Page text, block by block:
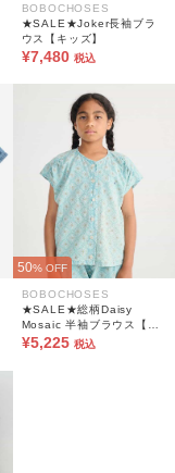
BOBOCHOSES
★SALE★Joker長袖ブラ
ウス【キッズ】
¥7,480 税込
50% OFF
BOBOCHOSES
★SALE★総柄Daisy
Mosaic 半袖ブラウス【キ
ッズ】
¥5,225 税込